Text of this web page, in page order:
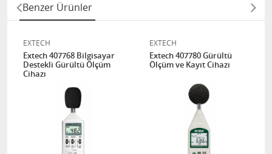
Benzer Ürünler
EXTECH
Extech 407768 Bilgisayar
Destekli Gürültü Ölçüm
Cihazı
EXTECH
Extech 407780 Gürültü
Ölçüm ve Kayıt Cihazı